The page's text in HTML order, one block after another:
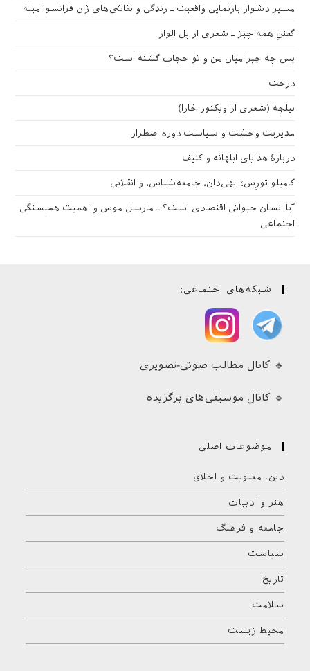
مسیرِ دشوار بازنمایی واقعیت ـ زندگی و نقاشی‌های ژان فرانسوا میله
گفتنِ همه چیز ـ شعری از پل الوار
پس چه چیز میان من و تو حجاب گشته است؟
درخت
بیلچه (شعری از ویکتور خارا)
مدیریت وحشت و سیاست دوره اضطرار
دربارهٔ هدایای ابلهانه و کثیف
کامیلو تورِس؛ الهی‌دان، جامعه‌شناس، و انقلابی
آیا انسان حیوانی اقتصادی است؟ ـ مارسل موس و اهمیت همبستگی
اجتماعی
شبکه‌های اجتماعی:
🔹 کانال مطالب صوتی-تصویری
🔹 کانال موسیقی‌های برگزیده
موضوعات اصلی
دین، معنویت و اخلاق
هنر و ادبیات
جامعه و فرهنگ
سیاست
تاریخ
سلامت
محیط زیست